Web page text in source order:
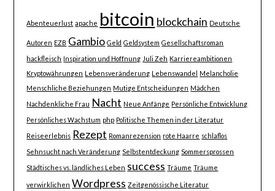
Abenteuerlust apache bitcoin blockchain Deutsche
Autoren EZB Gambio Geld Geldsystem Gesellschaftsroman
hackfleisch Inspiration und Hoffnung Juli Zeh Karriereambitionen
Kryptowährungen Lebensveränderung Lebenswandel
Melancholie
Menschliche Beziehungen Mutige Entscheidungen Mädchen
Nachdenkliche Frau Nacht Neue Anfänge Persönliche Entwicklung
Persönliches Wachstum php Politische Themen in der Literatur
Reiseerlebnis Rezept Romanrezension rote Haarre schlaflos
Sehnsucht nach Veränderung Selbstentdeckung Sommersprossen
Städtisches vs. ländliches Leben success Träume Träume
verwirklichen Wordpress Zeitgenössische Literatur